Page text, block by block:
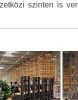
szinten is